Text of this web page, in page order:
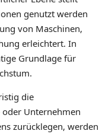
genutzt werden
von Maschinen,
erleichtert. In
Grundlage für
die
oder Unternehmen
zurücklegen, werden